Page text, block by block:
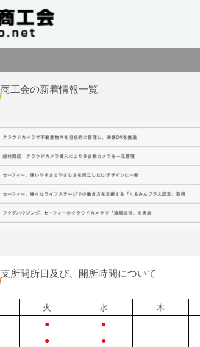
商工会の新着情報一覧
支所開所日及び、開所時間について
火 水 木
●
●
●
●